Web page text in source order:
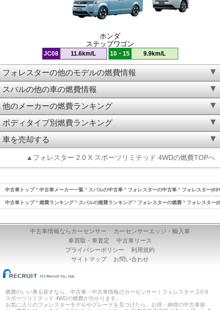
ホンダ
ステップワゴン
JC08 11.6km/L 10・15 9.9km/L
フォレスターの他のモデルの燃費情報
スバルの他の車の燃費情報
他のメーカーの燃費ランキング
ボディタイプ別燃費ランキング
車を売却する
▲フォレスター 2.0 X スポーツリミテッド 4WDの燃費TOPへ
中古車トップ 中古車メーカー一覧 スバルの中古車 フォレスターの中古車 フォレスター
中古車トップ 燃費ランキング スバルの燃費ランキング フォレスターの燃費 フォレスター
中古車情報ならカーセンサー
カーセンサーエッジ・輸入車
車買取・車査定
中古車リース
プライバシーポリシー
利用規約
サイトマップ
お問い合わせ
燃費のいい車を探すなら、中古車・中古車情報のカーセンサー！フォレスター 2.0 X
スポーツリミテッド 4WDの燃費が分かります。
お気に入りのフォレスターモデルやグレードを見つけたら、お得・納得の中古車探